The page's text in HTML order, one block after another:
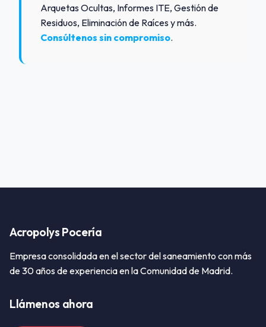
Arquetas Ocultas, Informes ITE, Gestión de
Residuos, Eliminación de Raíces y más.
Consúltenos sin compromiso.
Acropolys Pocería
Empresa consolidada en el sector del saneamiento con más
de 30 años de experiencia en la Comunidad de Madrid.
Llámenos ahora